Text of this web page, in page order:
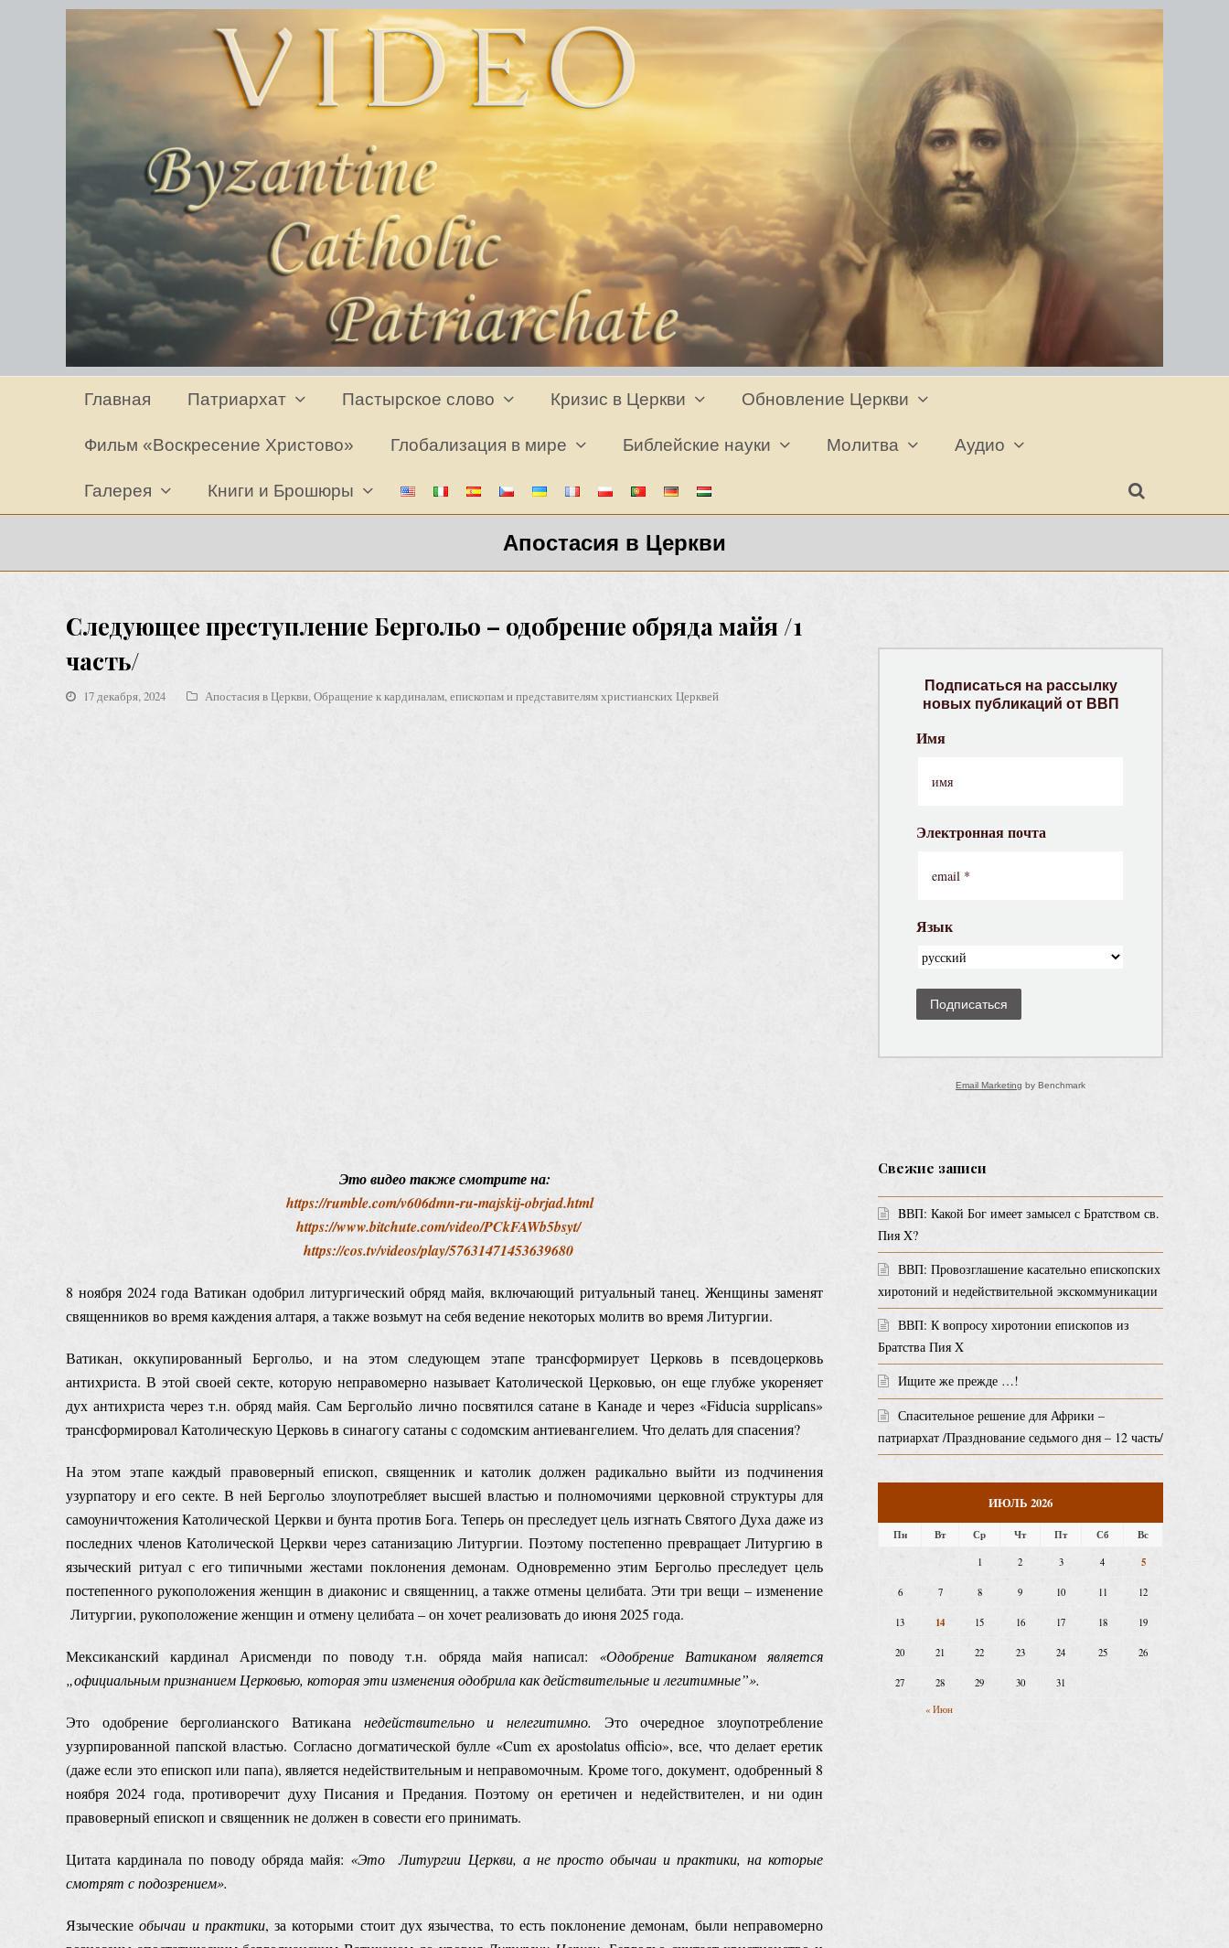
Главная Патриархат Пастырское слово Кризис в Церкви Обновление Церкви
Фильм «Воскресение Христово» Глобализация в мире Библейские науки Молитва Аудио
Галерея Книги и Брошюры
Апостасия в Церкви
Следующее преступление Бергольо – одобрение обряда майя /1
часть/
17 декабря, 2024 Апостасия в Церкви,Обращение к кардиналам, епископам и представителям христианских Церквей
Это видео также смотрите на:
https://rumble.com/v606dmn-ru-majskij-obrjad.html
https://www.bitchute.com/video/PCkFAWb5bsyt/
https://cos.tv/videos/play/57631471453639680
8 ноября 2024 года Ватикан одобрил литургический обряд майя, включающий ритуальный танец. Женщины заменят
священников во время каждения алтаря, а также возьмут на себя ведение некоторых молитв во время Литургии.
Ватикан, оккупированный Бергольо, и на этом следующем этапе трансформирует Церковь в псевдоцерковь
антихриста. В этой своей секте, которую неправомерно называет Католической Церковью, он еще глубже укореняет
дух антихриста через т.н. обряд майя. Сам Бергольйо лично посвятился сатане в Канаде и через «Fiducia supplicans»
трансформировал Католическую Церковь в синагогу сатаны с содомским антиевангелием. Что делать для спасения?
На этом этапе каждый правоверный епископ, священник и католик должен радикально выйти из подчинения
узурпатору и его секте. В ней Бергольо злоупотребляет высшей властью и полномочиями церковной структуры для
самоуничтожения Католической Церкви и бунта против Бога. Теперь он преследует цель изгнать Святого Духа даже из
последних членов Католической Церкви через сатанизацию Литургии. Поэтому постепенно превращает Литургию в
языческий ритуал с его типичными жестами поклонения демонам. Одновременно этим Бергольо преследует цель
постепенного рукоположения женщин в диаконис и священниц, а также отмены целибата. Эти три вещи – изменение
Литургии, рукоположение женщин и отмену целибата – он хочет реализовать до июня 2025 года.
Мексиканский кардинал Арисменди по поводу т.н. обряда майя написал: «Одобрение Ватиканом является
„официальным признанием Церковью, которая эти изменения одобрила как действительные и легитимные”».
Это одобрение берголианского Ватикана недействительно и нелегитимно. Это очередное злоупотребление
узурпированной папской властью. Согласно догматической булле «Cum ex apostolatus officio», все, что делает еретик
(даже если это епископ или папа), является недействительным и неправомочным. Кроме того, документ, одобренный 8
ноября 2024 года, противоречит духу Писания и Предания. Поэтому он еретичен и недействителен, и ни один
правоверный епископ и священник не должен в совести его принимать.
Цитата кардинала по поводу обряда майя: «Это Литургии Церкви, а не просто обычаи и практики, на которые
смотрят с подозрением».
Языческиеобычаи и практики, за которыми стоит дух язычества, то есть поклонение демонам, были неправомерно
Подписаться на рассылку
новых публикаций от ВВП
Имя
Электронная почта
Язык
Подписаться
Email Marketing by Benchmark
Свежие записи
BВП: Какой Бог имеет замысел с Братством св.
Пия X?
ВВП: Провозглашение касательно епископских
хиротоний и недействительной экскоммуникации
ВВП: К вопросу хиротонии епископов из
Братства Пия X
Ищите же прежде …!
Спасительное решение для Африки –
патриархат /Празднование седьмого дня – 12 часть/
ИЮЛЬ 2026
Пн Вт Ср Чт Пт Сб Вс
« Июн
1 2 3 4 5
6 7 8 9 10 11 12
13 14 15 16 17 18 19
20 21 22 23 24 25 26
27 28 29 30 31